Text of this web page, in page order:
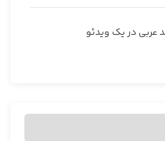
عربی در یک ویدئو